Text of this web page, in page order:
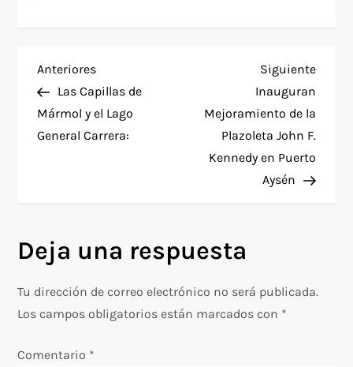
N
a
v
a
c
Entrada
anterior
Anteriores
Las Capillas de
Mármol y el Lago
General Carrera:
Siguiente
Inauguran
Mejoramiento de la
Plazoleta John F.
Kennedy en Puerto
Aysén
Deja una respuesta
Tu dirección de correo electrónico no será publicada.
Los campos obligatorios están marcados con *
Comentario *